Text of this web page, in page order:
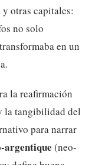
otras capitales:
no solo
en un
la reafirmación
la tangibilidad del
para narrar
argentique (neo-